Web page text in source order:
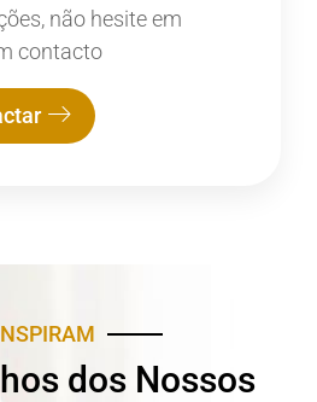
não hesite em
contacto
dos Nossos